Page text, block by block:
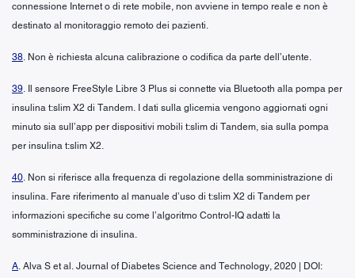
connessione Internet o di rete mobile, non avviene in tempo reale e non è
destinato al monitoraggio remoto dei pazienti.
38. Non è richiesta alcuna calibrazione o codifica da parte dell’utente.
39. Il sensore FreeStyle Libre 3 Plus si connette via Bluetooth alla pompa per
insulina t:slim X2 di Tandem. I dati sulla glicemia vengono aggiornati ogni
minuto sia sull’app per dispositivi mobili t:slim di Tandem, sia sulla pompa
per insulina t:slim X2.
40. Non si riferisce alla frequenza di regolazione della somministrazione di
insulina. Fare riferimento al manuale d’uso di t:slim X2 di Tandem per
informazioni specifiche su come l’algoritmo Control-IQ adatti la
somministrazione di insulina.
A. Alva S et al. Journal of Diabetes Science and Technology, 2020 | DOI: